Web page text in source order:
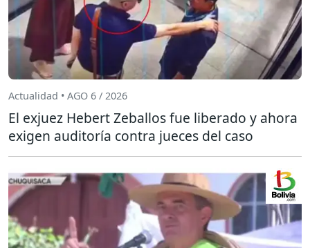
Actualidad • AGO 6 / 2026
El exjuez Hebert Zeballos fue liberado y ahora
exigen auditoría contra jueces del caso